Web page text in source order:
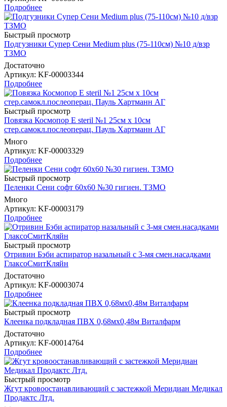
Подробнее
Быстрый просмотр
Подгузники Супер Сени Medium plus (75-110см) №10 д/взр
ТЗМО
Достаточно
Артикул: KF-00003344
Подробнее
Быстрый просмотр
Повязка Космопор E steril №1 25см х 10см
стер.самокл.послеоперац. Пауль Хартманн AГ
Много
Артикул: KF-00003329
Подробнее
Быстрый просмотр
Пеленки Сени софт 60х60 №30 гигиен. ТЗМО
Много
Артикул: KF-00003179
Подробнее
Быстрый просмотр
Отривин Бэби аспиратор назальный с 3-мя смен.насадками
ГлаксоСмитКляйн
Достаточно
Артикул: KF-00003074
Подробнее
Быстрый просмотр
Клеенка подкладная ПВХ 0,68мx0,48м Виталфарм
Достаточно
Артикул: KF-00014764
Подробнее
Быстрый просмотр
Жгут кровоостанавливающий с застежкой Меридиан Медикал
Продактс Лтд.